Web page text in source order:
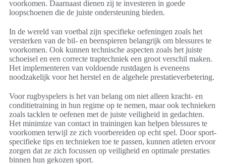
voorkomen. Daarnaast dienen zij te investeren in goede
loopschoenen die de juiste ondersteuning bieden.
In de wereld van voetbal zijn specifieke oefeningen zoals het
versterken van de bil- en beenspieren belangrijk om blessures te
voorkomen. Ook kunnen technische aspecten zoals het juiste
schoeisel en een correcte traptechniek een groot verschil maken.
Het implementeren van voldoende rustdagen is eveneens
noodzakelijk voor het herstel en de algehele prestatieverbetering.
Voor rugbyspelers is het van belang om niet alleen kracht- en
conditietraining in hun regime op te nemen, maar ook technieken
zoals tacklen te oefenen met de juiste veiligheid in gedachten.
Het minimize van contact in trainingen kan helpen blessures te
voorkomen terwijl ze zich voorbereiden op echt spel. Door sport-
specifieke tips en technieken toe te passen, kunnen atleten ervoor
zorgen dat ze zich focussen op veiligheid en optimale prestaties
binnen hun gekozen sport.